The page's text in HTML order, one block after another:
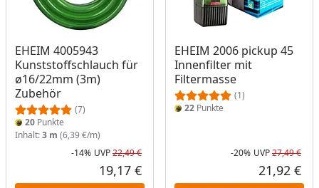
EHEIM 4005943
Kunststoffschlauch für
ø16/22mm (3m)
Zubehör
(7)
20 Punkte
Inhalt:3 m (6,39 €/m)
Rabatt in Prozent
-14%
Ursprünglicher Preis
UVP22,49 €
Aktueller Preis
19,17 €
EHEIM 2006 pickup 45
Innenfilter mit
Filtermasse
(1)
22Punkte
-20% UVP27,49 €
21,92 €